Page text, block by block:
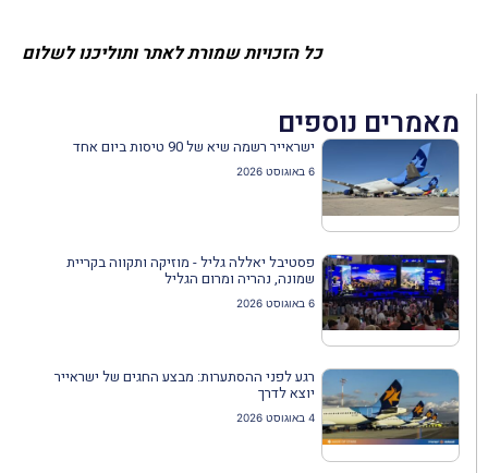
כל הזכויות שמורת לאתר ותוליכנו לשלום
מאמרים נוספים
ישראייר רשמה שיא של 90 טיסות ביום אחד
6 באוגוסט 2026
פסטיבל יאללה גליל - מוזיקה ותקווה בקריית
שמונה, נהריה ומרום הגליל
6 באוגוסט 2026
רגע לפני ההסתערות: מבצע החגים של ישראייר
יוצא לדרך
4 באוגוסט 2026